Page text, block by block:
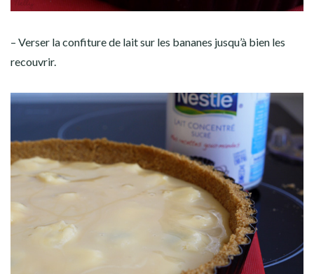
– Verser la confiture de lait sur les bananes jusqu’à bien les
recouvrir.